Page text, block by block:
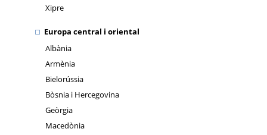
Xipre
Europa central i oriental
Albània
Armènia
Bielorússia
Bòsnia i Hercegovina
Geòrgia
Macedònia